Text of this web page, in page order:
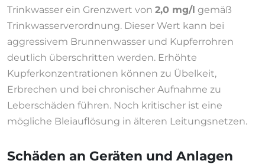
Trinkwasser ein Grenzwert von 2,0 mg/l gemäß
Trinkwasserverordnung. Dieser Wert kann bei
aggressivem Brunnenwasser und Kupferrohren
deutlich überschritten werden. Erhöhte
Kupferkonzentrationen können zu Übelkeit,
Erbrechen und bei chronischer Aufnahme zu
Leberschäden führen. Noch kritischer ist eine
mögliche Bleiauflösung in älteren Leitungsnetzen.
Schäden an Geräten und Anlagen